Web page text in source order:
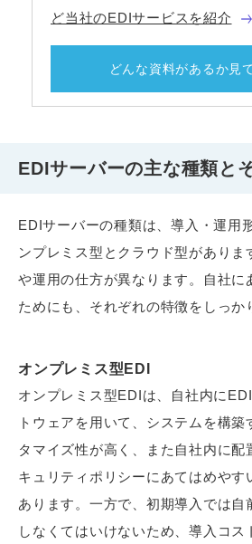
ど当社のEDIサービスを紹介
どんな資料があるか見
EDIサーバーの主な種類と
EDIサーバーの種類は、導入・運用
ンプレミス型とクラウド型がありま
や運用の仕方が異なります。自社に
ためにも、それぞれの特徴をしっか
オンプレミス型EDI
オンプレミス型EDIは、自社内に
トウェアを用いて、システムを構築
タマイズ性が高く、また自社内に配
キュリティポリシーにあてはめやす
あります。一方で、初期導入では自
しなくてはいけないため、導入コス